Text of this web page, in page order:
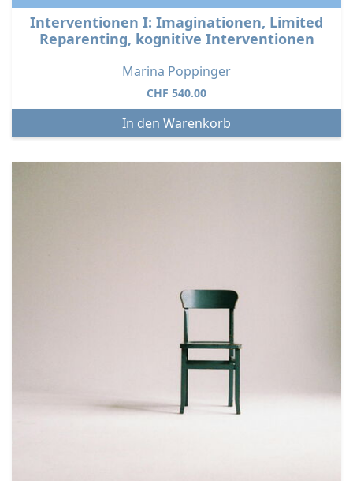
Interventionen I: Imaginationen, Limited
Reparenting, kognitive Interventionen
Marina Poppinger
CHF 540.00